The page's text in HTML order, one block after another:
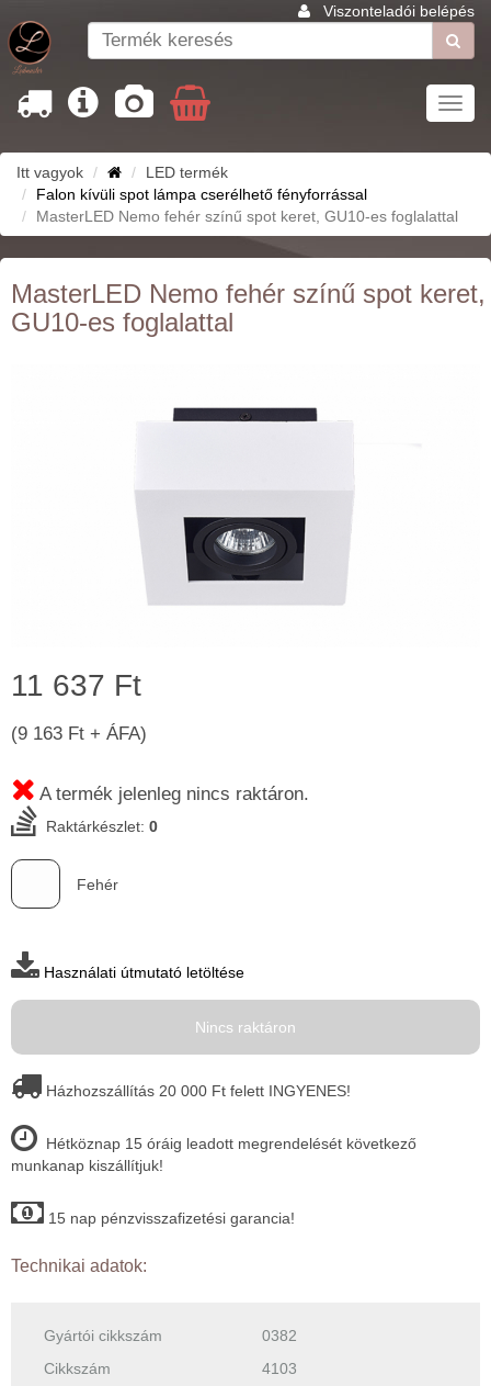
Viszonteladói belépés
Itt vagyok
LED termék
Falon kívüli spot lámpa cserélhető fényforrással
MasterLED Nemo fehér színű spot keret, GU10-es foglalattal
MasterLED Nemo fehér színű spot keret,
GU10-es foglalattal
11 637 Ft
(9 163 Ft + ÁFA)
A termék jelenleg nincs raktáron.
Raktárkészlet: 0
Fehér
Használati útmutató letöltése
Nincs raktáron
Házhozszállítás 20 000 Ft felett INGYENES!
Hétköznap 15 óráig leadott megrendelését következő
munkanap kiszállítjuk!
15 nap pénzvisszafizetési garancia!
Technikai adatok:
Gyártói cikkszám
0382
Cikkszám
4103